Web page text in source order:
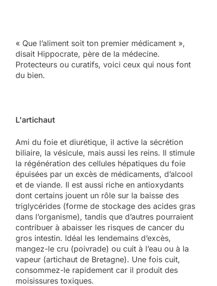
« Que l’aliment soit ton premier médicament »,
disait Hippocrate, père de la médecine.
Protecteurs ou curatifs, voici ceux qui nous font
du bien.
L'artichaut
Ami du foie et diurétique, il active la sécrétion
biliaire, la vésicule, mais aussi les reins. Il stimule
la régénération des cellules hépatiques du foie
épuisées par un excès de médicaments, d’alcool
et de viande. Il est aussi riche en antioxydants
dont certains jouent un rôle sur la baisse des
triglycérides (forme de stockage des acides gras
dans l’organisme), tandis que d’autres pourraient
contribuer à abaisser les risques de cancer du
gros intestin. Idéal les lendemains d’excès,
mangez-le cru (poivrade) ou cuit à l’eau ou à la
vapeur (artichaut de Bretagne). Une fois cuit,
consommez-le rapidement car il produit des
moisissures toxiques.